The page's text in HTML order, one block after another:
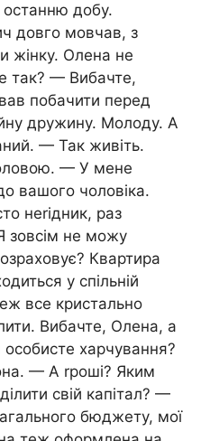
останню добу.
довго мовчав, з
жінку. Олена не
так? — Вибачте,
побачити перед
дружину. Молоду. А
— Так живіть.
— У мене
вашого чоловіка.
неrідник, раз
зовсім не можу
Квартира
у спільній
все кристально
Вибачте, Олена, а
харчування?
— А rроші? Яким
свій капітал? —
бюджету, мої